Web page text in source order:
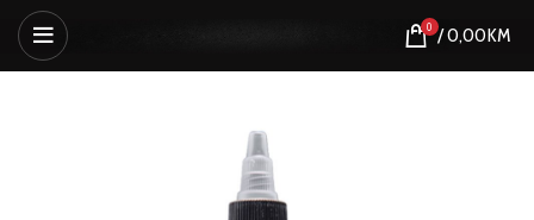
0 /0,00KM